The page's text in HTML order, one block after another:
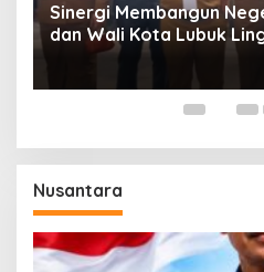
Sinergi Membangun
dan Wali Kota Lubuk
2026 Di Sentul,
Nusantara